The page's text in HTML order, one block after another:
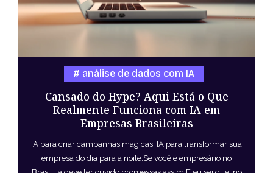
Cansado do Hype? Aqui Está o Que
Realmente Funciona com IA em
Empresas Brasileiras
análise de dados com IA
IA para criar campanhas mágicas. IA para transformar sua
empresa do dia para a noite.Se você é empresário no